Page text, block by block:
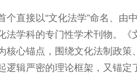
个直接以“文化法学”命名、
法学科的专门性学术刊物。
核心锚点，围绕文化法制政
逻辑严密的理论框架，又锚